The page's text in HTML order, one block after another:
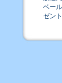
ベー
ゼン